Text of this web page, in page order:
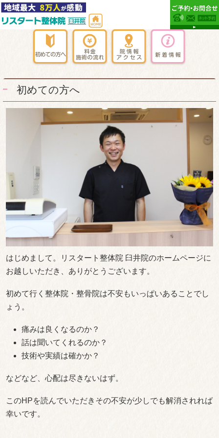
初めての方へ
はじめまして。リスタート整体院 臼井院のホームページに
お越しいただき、ありがとうございます。
初めて行く整体院・整骨院は不安もいっぱいあることでし
ょう。
痛みは良くなるのか？
話は聞いてくれるのか？
技術や実績は確かか？
などなど、心配は尽きないはず。
このHPを読んでいただきその不安が少しでも解消されれば
幸いです。